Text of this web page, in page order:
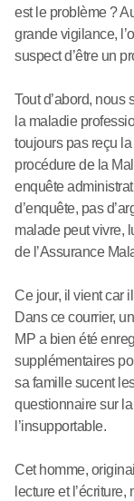
est le problème ?
grande vigilance,
suspect d’être un
Tout d’abord,
la maladie
toujours pas reçu
procédure de la
enquête
d’enquête, pas
malade peut vivre,
de l’Assurance
Ce jour, il vient car
Dans ce courrier,
MP a bien été
supplémentaires
sa famille sucent
questionnaire sur
l’insupportable.
Cet homme,
lecture et